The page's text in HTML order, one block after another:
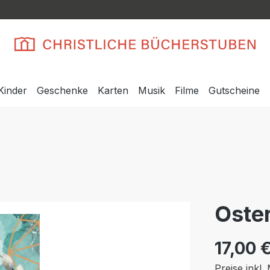
Geschenke Karten Musik Filme Gutscheine
17,00 €